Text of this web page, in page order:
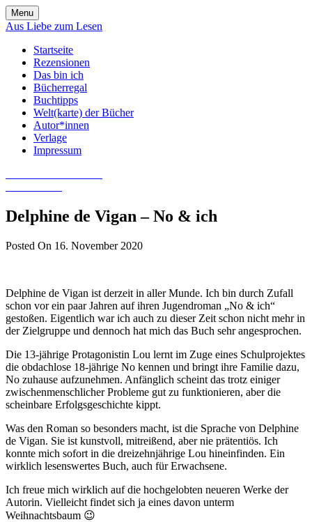
Skip
to
Menu
Aus Liebe zum Lesen
Startseite
Rezensionen
Das bin ich
Bücherregal
Buchtipps
Welt(karte) der Bücher
Autor*innen
Verlage
Impressum
Delphine de Vigan – No & ich
Posted On 16. November 2020
Delphine de Vigan ist derzeit in aller Munde. Ich bin durch Zufall
schon vor ein paar Jahren auf ihren Jugendroman „No & ich“
gestoßen. Eigentlich war ich auch zu dieser Zeit schon nicht mehr in
der Zielgruppe und dennoch hat mich das Buch sehr angesprochen.
Die 13-jährige Protagonistin Lou lernt im Zuge eines Schulprojektes
die obdachlose 18-jährige No kennen und bringt ihre Familie dazu,
No zuhause aufzunehmen. Anfänglich scheint das trotz einiger
zwischenmenschlicher Probleme gut zu funktionieren, aber die
scheinbare Erfolgsgeschichte kippt.
Was den Roman so besonders macht, ist die Sprache von Delphine
de Vigan. Sie ist kunstvoll, mitreißend, aber nie prätentiös. Ich
konnte mich sofort in die dreizehnjährige Lou hineinfinden. Ein
wirklich lesenswertes Buch, auch für Erwachsene.
Ich freue mich wirklich auf die hochgelobten neueren Werke der
Autorin. Vielleicht findet sich ja eines davon unterm
Weihnachtsbaum 😉